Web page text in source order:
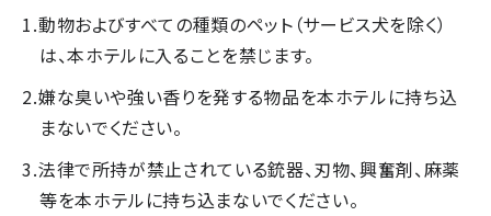
動物およびすべての種類のペット（サービス犬を除く）
は、本ホテルに入ることを禁じます。
嫌な臭いや強い香りを発する物品を本ホテルに持ち込
まないでください。
法律で所持が禁止されている銃器、刃物、興奮剤、麻薬
等を本ホテルに持ち込まないでください。